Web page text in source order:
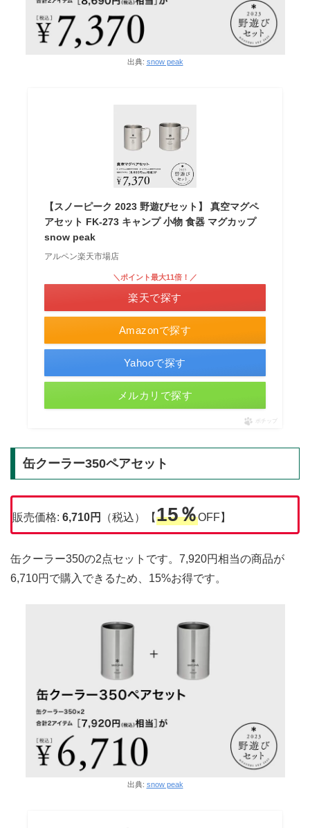
出典: snow peak
【スノーピーク 2023 野遊びセット】 真空マグペ
アセット FK-273 キャンプ 小物 食器 マグカップ
snow peak
アルペン楽天市場店
Amazonで探す
＼ポイント最大11倍！／
楽天で探す
Yahooで探す
メルカリで探す
ポチップ
缶クーラー350ペアセット
販売価格: 6,710円 （税込）【15％OFF】
缶クーラー350の2点セットです。7,920円相当の商品が
6,710円で購入できるため、15%お得です。
出典: snow peak